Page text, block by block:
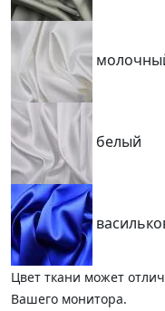
белый
Цвет ткани может
Вашего монитора.